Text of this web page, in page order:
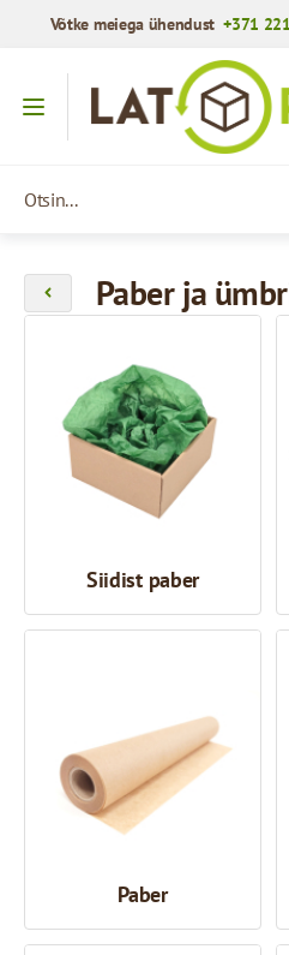
Võtke meiega ühendust+371
Paber ja
Siidist paber
Paber